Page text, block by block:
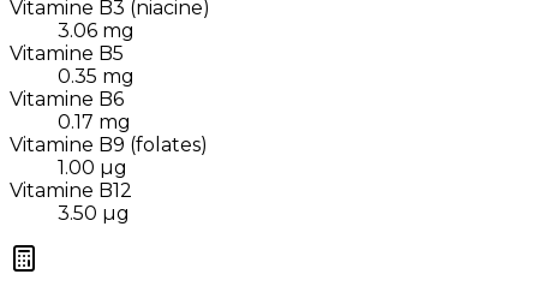
Vitamine B3 (niacine)
3.06 mg
Vitamine B5
0.35 mg
Vitamine B6
0.17 mg
Vitamine B9 (folates)
1.00 µg
Vitamine B12
3.50 µg